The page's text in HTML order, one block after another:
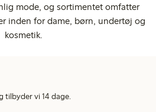
mode, og sortimentet omfatter
inden for dame, børn, undertøj og
kosmetik.
tilbyder vi 14 dage.